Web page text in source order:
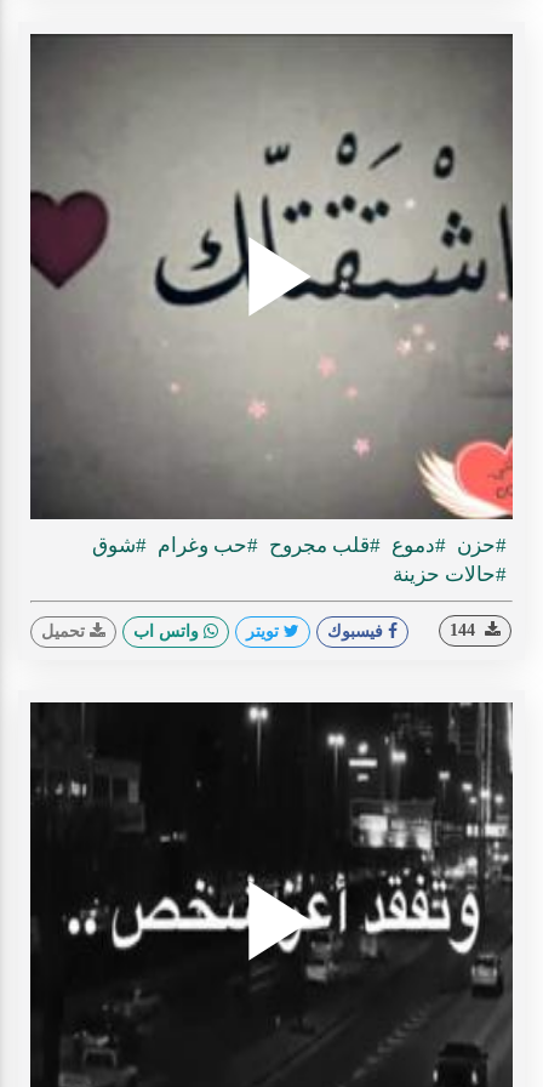
Play
#حزن #دموع #قلب مجروح #حب وغرام #شوق
#حالات حزينة
فيسبوك تويتر واتس اب تحميل
Play